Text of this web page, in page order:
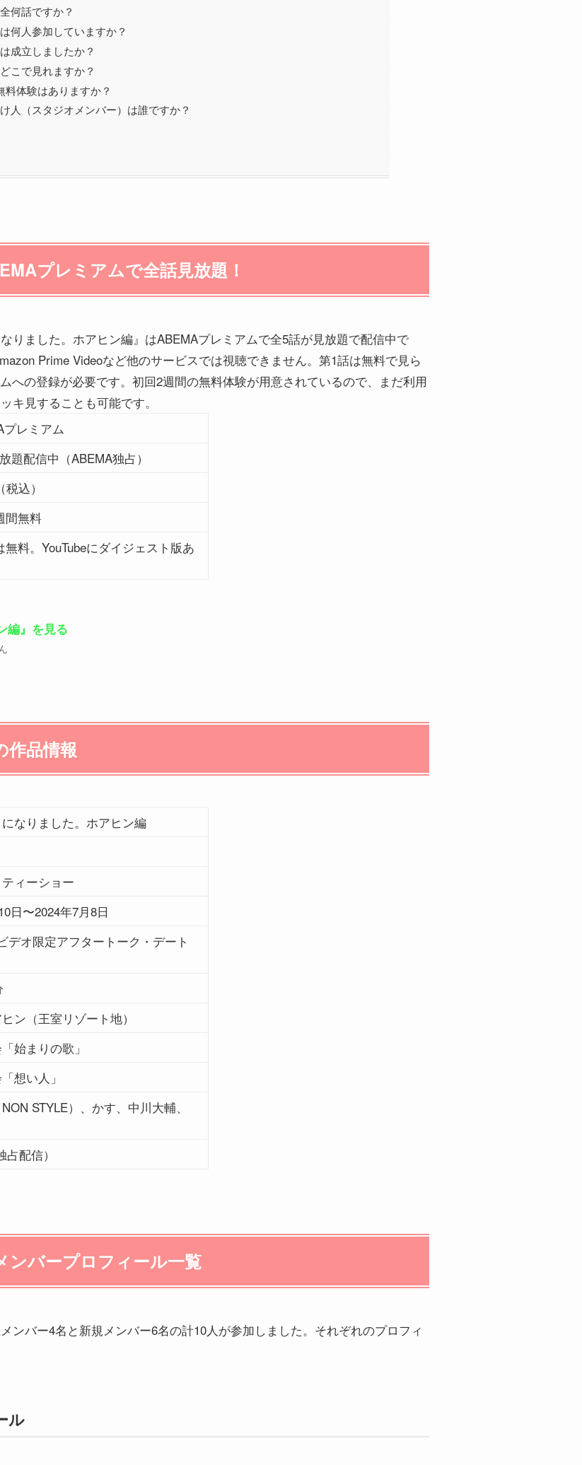
何話ですか？
何人参加していますか？
成立しましたか？
こで見れますか？
体験はありますか？
人（スタジオメンバー）は誰ですか？
プレミアムで全話見放題！
りました。ホアヒン編』はABEMAプレミアムで全5話が見放題で配信中で
Prime Videoなど他のサービスでは視聴できません。第1話は無料で見ら
への登録が必要です。初回2週間の無料体験が用意されているので、まだ利用
キ見することも可能です。
プレミアム
題配信中（ABEMA独占）
込）
間無料
無料。YouTubeにダイジェスト版あ
編』を見る
作品情報
なりました。ホアヒン編
ィーショー
日〜2024年7月8日
デオ限定アフタートーク・デート
ン（王室リゾート地）
始まりの歌」
想い人」
STYLE）、かす、中川大輔、
配信）
ンバープロフィール一覧
ンバー4名と新規メンバー6名の計10人が参加しました。それぞれのプロフィ
ル